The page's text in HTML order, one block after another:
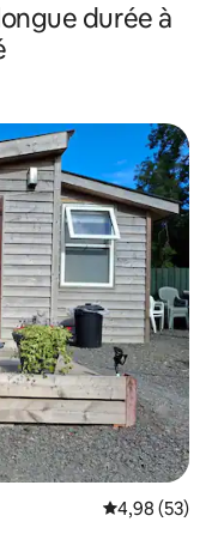
durée à
Évaluation
4,98 (53)